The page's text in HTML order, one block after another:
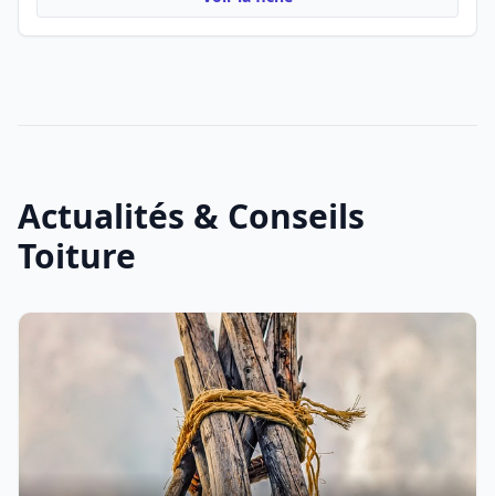
Actualités & Conseils
Toiture